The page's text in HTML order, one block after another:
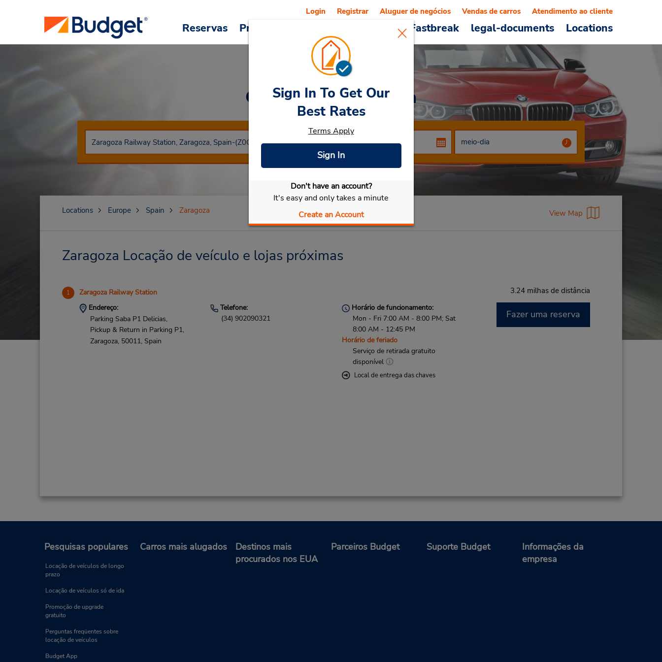
Reservas Promoções Veículos e serviços Fastbreak legal-documents Locations
Login Registrar Aluguer de negócios Vendas de carros Atendimento ao cliente
Car Rental Zaragoza
Selecionar meu carro
Sign In To Get Our
Best Rates
Terms Apply
Sign In
Don't have an account?
It's easy and only takes a minute
Create an Account
Locations Europe Spain Zaragoza View Map
Zaragoza Locação de veículo e lojas próximas
1 Zaragoza Railway Station 3.24 milhas de distância
Endereço:
Parking Saba P1 Delicias,
Pickup & Return in Parking P1,
Zaragoza, 50011, Spain
Telefone:
(34) 902090321
Horário de funcionamento:
Mon - Fri 7:00 AM - 8:00 PM; Sat
8:00 AM - 12:45 PM
Horário de feriado
Serviço de retirada gratuito
disponível
Local de entrega das chaves
Fazer uma reserva
Pesquisas populares
Locação de veículos de longo
prazo
Locação de veículos só de ida
Promoção de upgrade
gratuito
Perguntas freqüentes sobre
locação de veículos
Budget App
Carros mais alugados
Destinos mais
procurados nos EUA
Parceiros Budget Suporte Budget
Informações da
empresa